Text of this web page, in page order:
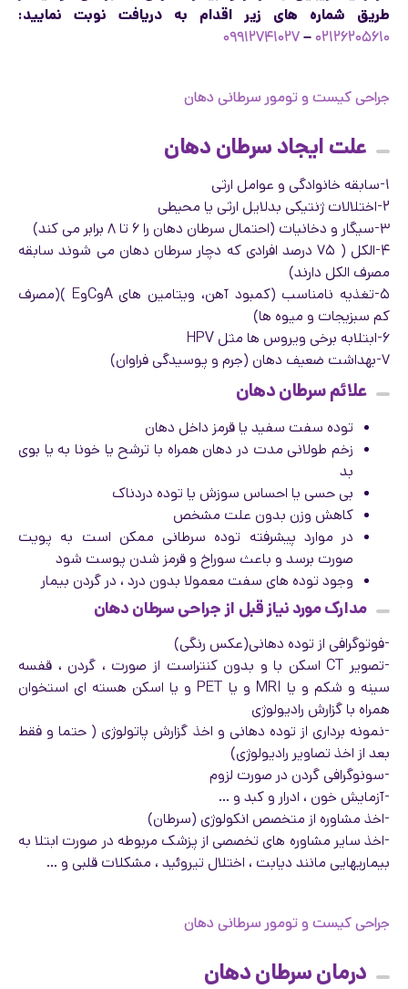
طریق شماره های زیر اقدام به دریافت نوبت نمایید:
۰۲۱۲۶۲۰۵۶۱۰–۰۹۹۱۲۷۴۱۰۲۷
جراحی کیست و تومور سرطانی دهان
علت ایجاد سرطان دهان
۱-سابقه خانوادگی و عوامل ارثی
۲-اختلالات ژنتیکی بدلایل ارثی یا محیطی
۳-سیگار و دخانیات (احتمال سرطان دهان را ۶ تا ۸ برابر می کند)
۴-الکل ( ۷۵ درصد افرادی که دچار سرطان دهان می شوند سابقه
مصرف الکل دارند)
۵-تغذیه نامناسب (کمبود آهن، ویتامین های AوCوE )(مصرف
کم سبزیجات و میوه ها)
۶-ابتلابه برخی ویروس ها مثل HPV
۷-بهداشت ضعيف دهان (جرم و پوسیدگی فراوان)
علائم سرطان دهان
توده سفت سفید یا قرمز داخل دهان
زخم طولانی مدت در دهان همراه با ترشح یا خونا به یا بوی
بد
بی حسی یا احساس سوزش یا توده دردناک
کاهش وزن بدون علت مشخص
در موارد پیشرفته توده سرطانی ممکن است به پویت
صورت برسد و باعث سوراخ و قرمز شدن پوست شود
وجود توده های سفت معمولا بدون درد ، در گردن بیمار
مدارک مورد نیاز قبل از جراحی سرطان دهان
-فوتوگرافی از توده دهانی(عکس رنگی)
-تصویر CT اسکن با و بدون کنتراست از صورت ، گردن ، قفسه
سینه و شکم و یا MRI و یا PET و یا اسکن هسته ای استخوان
همراه با گزارش رادیولوژی
-نمونه برداری از توده دهانی و اخذ گزارش پاتولوژی ( حتما و فقط
بعد از اخذ تصاویر رادیولوژی)
-سونوگرافی گردن در صورت لزوم
-آزمایش خون ، ادرار و کبد و …
-اخذ مشاوره از متخصص انکولوژی (سرطان)
-اخذ سایر مشاوره های تخصصی از پزشک مربوطه در صورت ابتلا به
بیماریهایی مانند دیابت ، اختلال تیروئید ، مشکلات قلبی و …
جراحی کیست و تومور سرطانی دهان
درمان سرطان دهان